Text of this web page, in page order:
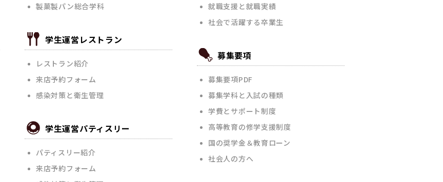
製菓製パン総合学科
学生運営レストラン
レストラン紹介
来店予約フォーム
感染対策と衛生管理
学生運営パティスリー
パティスリー紹介
来店予約フォーム
就職支援と就職実績
社会で活躍する卒業生
募集要項
募集要項PDF
募集学科と入試の種類
学費とサポート制度
高等教育の修学支援制度
国の奨学金＆教育ローン
社会人の方へ